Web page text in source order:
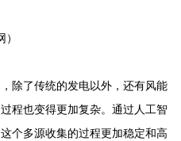
除了传统的发电以外，还有风能
程也变得更加复杂。通过人工智
个多源收集的过程更加稳定和高